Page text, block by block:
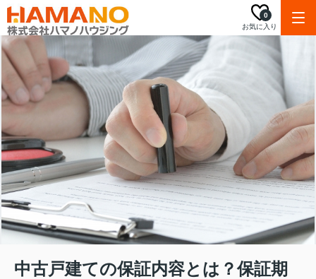
お気に入り
0
中古戸建ての保証内容とは？保証期